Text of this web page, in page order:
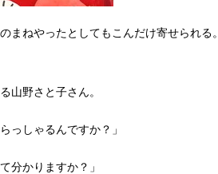
まねやったとしてもこんだけ寄せられる
山野さと子さん。
っしゃるんですか？」
分かりますか？」